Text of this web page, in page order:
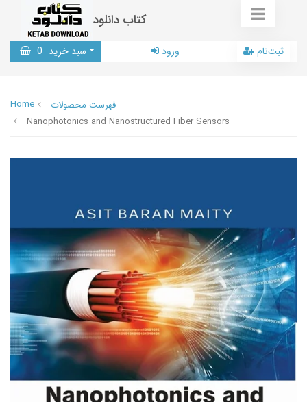
کتاب دانلود
سبد خرید 0 ورود ثبت‌نام
Home
فهرست محصولات
Nanophotonics and Nanostructured Fiber Sensors